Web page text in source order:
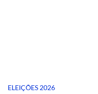
ELEIÇÕES 2026